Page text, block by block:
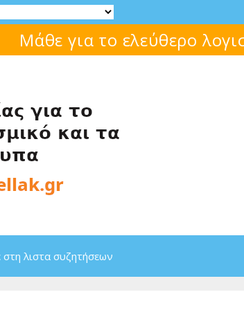
Μάθε για το ελεύθερο
στη λιστα συζητήσεων